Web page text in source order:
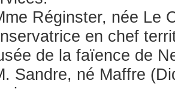
Réginster, née Le
en chef
de la faïence de
Sandre, né Maffre